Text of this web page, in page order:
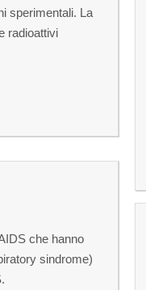
sperimentali. La
radioattivi
che hanno
sindrome)